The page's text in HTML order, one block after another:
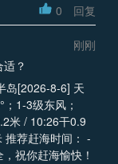
0 回复
刚刚
？
岛[2026-8-6] 天
1-3级东风；
米 / 10:26干0.9
荐赶海时间： -
祝你赶海愉快！